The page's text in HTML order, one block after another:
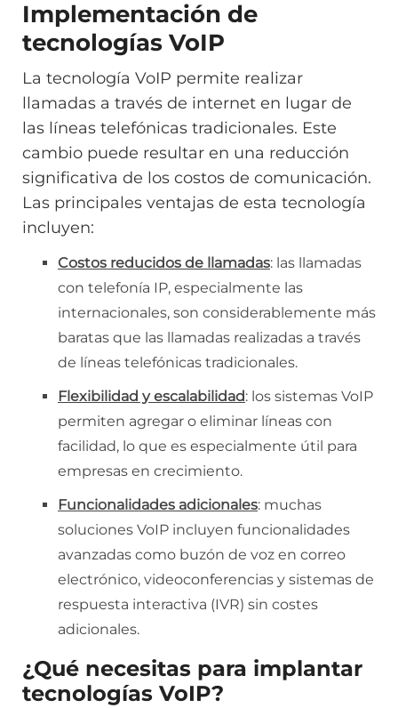
Implementación de
tecnologías VoIP
La tecnología VoIP permite realizar
llamadas a través de internet en lugar de
las líneas telefónicas tradicionales. Este
cambio puede resultar en una reducción
significativa de los costos de comunicación.
Las principales ventajas de esta tecnología
incluyen:
Costos reducidos de llamadas: las llamadas
con telefonía IP, especialmente las
internacionales, son considerablemente más
baratas que las llamadas realizadas a través
de líneas telefónicas tradicionales.
Flexibilidad y escalabilidad: los sistemas VoIP
permiten agregar o eliminar líneas con
facilidad, lo que es especialmente útil para
empresas en crecimiento.
Funcionalidades adicionales: muchas
soluciones VoIP incluyen funcionalidades
avanzadas como buzón de voz en correo
electrónico, videoconferencias y sistemas de
respuesta interactiva (IVR) sin costes
adicionales.
¿Qué necesitas para implantar
tecnologías VoIP?